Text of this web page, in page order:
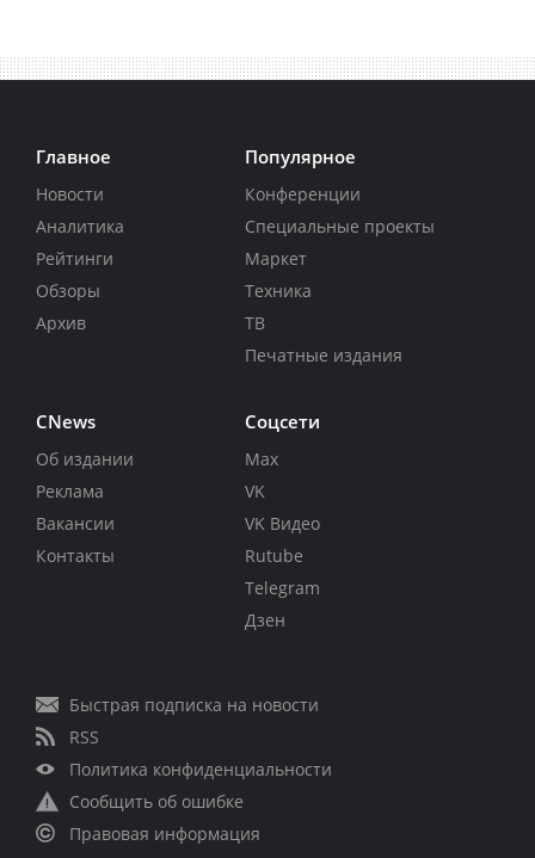
Главное
Новости
Аналитика
Рейтинги
Обзоры
Архив
Популярное
Конференции
Специальные проекты
Маркет
Техника
ТВ
Печатные издания
CNews
Об издании
Реклама
Вакансии
Контакты
Соцсети
Max
VK
VK Видео
Rutube
Telegram
Дзен
Быстрая подписка на новости
RSS
Политика конфиденциальности
Сообщить об ошибке
Правовая информация